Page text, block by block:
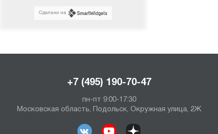
Сделано на
+7 (495) 190-70-47
пн-пт 9:00-17:30
Московская область, Подольск, Окружная улица, 2Ж